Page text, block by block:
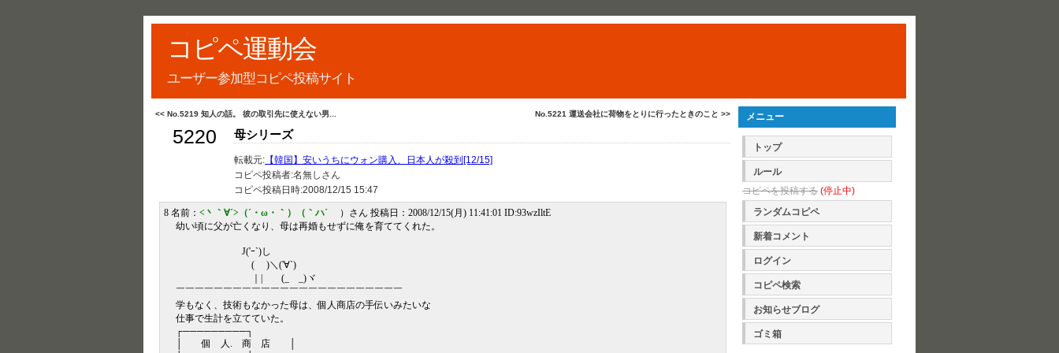
コピペ運動会
ユーザー参加型コピペ投稿サイト
No.5221 運送会社に荷物をとりに行ったときのこと >>
<< No.5219 知人の話。 彼の取引先に使えない男...
5220 母シリーズ
転載元: 【韓国】安いうちにウォン購入、日本人が殺到[12/15]
コピペ投稿者:名無しさん
コピペ投稿日時:2008/12/15 15:47
8 名前： <丶｀∀´>（´・ω・｀）（｀ハ´
）さん 投稿日：2008/12/15(月) 11:41:01 ID:93wzIltE
幼い頃に父が亡くなり、母は再婚もせずに俺を育ててくれた。
J('ｰ`)し
( )＼('∀`)
｜| (_ _)ヾ
￣￣￣￣￣￣￣￣￣￣￣￣￣￣￣￣￣￣￣￣￣￣￣￣
学もなく、技術もなかった母は、個人商店の手伝いみたいな
仕事で生計を立てていた。
┌─────────┐
│ 個 人. 商 店 │
メニュー
トップ
ルール
コピペを投稿する (停止中)
ランダムコピペ
新着コメント
ログイン
コピペ検索
お知らせブログ
ゴミ箱